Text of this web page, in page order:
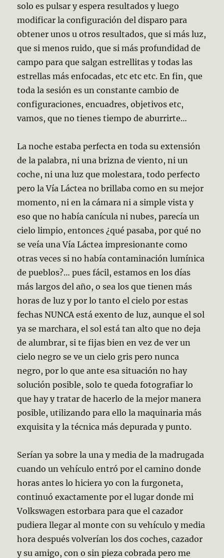
solo es pulsar y espera resultados y luego
modificar la configuración del disparo para
obtener unos u otros resultados, que si más luz,
que si menos ruido, que si más profundidad de
campo para que salgan estrellitas y todas las
estrellas más enfocadas, etc etc etc. En fin, que
toda la sesión es un constante cambio de
configuraciones, encuadres, objetivos etc,
vamos, que no tienes tiempo de aburrirte…
La noche estaba perfecta en toda su extensión
de la palabra, ni una brizna de viento, ni un
coche, ni una luz que molestara, todo perfecto
pero la Vía Láctea no brillaba como en su mejor
momento, ni en la cámara ni a simple vista y
eso que no había canícula ni nubes, parecía un
cielo limpio, entonces ¿qué pasaba, por qué no
se veía una Vía Láctea impresionante como
otras veces si no había contaminación lumínica
de pueblos?… pues fácil, estamos en los días
más largos del año, o sea los que tienen más
horas de luz y por lo tanto el cielo por estas
fechas NUNCA está exento de luz, aunque el sol
ya se marchara, el sol está tan alto que no deja
de alumbrar, si te fijas bien en vez de ver un
cielo negro se ve un cielo gris pero nunca
negro, por lo que ante esa situación no hay
solución posible, solo te queda fotografiar lo
que hay y tratar de hacerlo de la mejor manera
posible, utilizando para ello la maquinaria más
exquisita y la técnica más depurada y punto.
Serían ya sobre la una y media de la madrugada
cuando un vehículo entró por el camino donde
horas antes lo hiciera yo con la furgoneta,
continuó exactamente por el lugar donde mi
Volkswagen estorbara para que el cazador
pudiera llegar al monte con su vehículo y media
hora después volverían los dos coches, cazador
y su amigo, con o sin pieza cobrada pero me